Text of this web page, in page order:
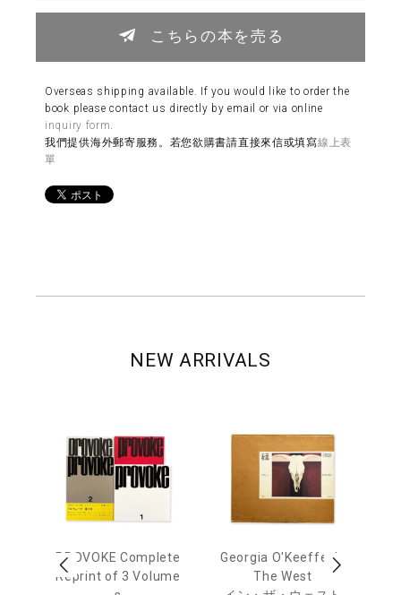
こちらの本を売る
Overseas shipping available. If you would like to order the
book please contact us directly by email or via online
inquiry form
我們提供海外郵寄服務。若您欲購書請直接來信或填寫線上表
單
NEW ARRIVALS
PROVOKE Complete
Reprint of 3 Volume
Georgia O'Keeffe: In
The West